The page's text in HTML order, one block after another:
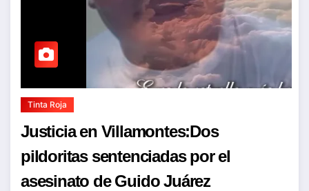
Tinta Roja
Justicia en Villamontes:Dos
pildoritas sentenciadas por el
asesinato de Guido Juárez